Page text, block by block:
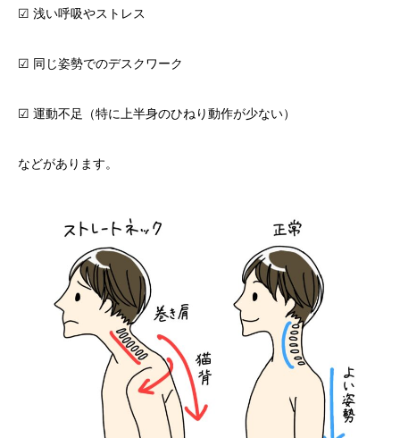
☑ 浅い呼吸やストレス
☑ 同じ姿勢でのデスクワーク
☑ 運動不足（特に上半身のひねり動作が少ない）
などがあります。